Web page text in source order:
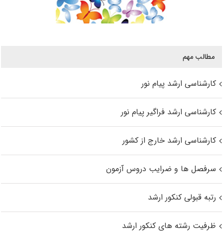
مطالب مهم
کارشناسی ارشد پیام نور
کارشناسی ارشد فراگیر پیام نور
کارشناسی ارشد خارج از کشور
سرفصل ها و ضرایب دروس آزمون
رتبه قبولی کنکور ارشد
ظرفیت رشته های کنکور ارشد